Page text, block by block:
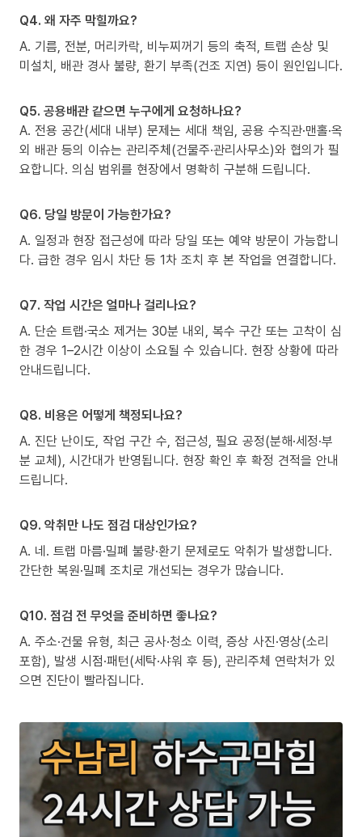
Q4. 왜 자주 막힐까요?
A. 기름, 전분, 머리카락, 비누찌꺼기 등의 축적, 트랩 손상 및
미설치, 배관 경사 불량, 환기 부족(건조 지연) 등이 원인입니다.
Q5. 공용배관 같으면 누구에게 요청하나요?
A. 전용 공간(세대 내부) 문제는 세대 책임, 공용 수직관·맨홀·옥
외 배관 등의 이슈는 관리주체(건물주·관리사무소)와 협의가 필
요합니다. 의심 범위를 현장에서 명확히 구분해 드립니다.
Q6. 당일 방문이 가능한가요?
A. 일정과 현장 접근성에 따라 당일 또는 예약 방문이 가능합니
다. 급한 경우 임시 차단 등 1차 조치 후 본 작업을 연결합니다.
Q7. 작업 시간은 얼마나 걸리나요?
A. 단순 트랩·국소 제거는 30분 내외, 복수 구간 또는 고착이 심
한 경우 1–2시간 이상이 소요될 수 있습니다. 현장 상황에 따라
안내드립니다.
Q8. 비용은 어떻게 책정되나요?
A. 진단 난이도, 작업 구간 수, 접근성, 필요 공정(분해·세정·부
분 교체), 시간대가 반영됩니다. 현장 확인 후 확정 견적을 안내
드립니다.
Q9. 악취만 나도 점검 대상인가요?
A. 네. 트랩 마름·밀폐 불량·환기 문제로도 악취가 발생합니다.
간단한 복원·밀폐 조치로 개선되는 경우가 많습니다.
Q10. 점검 전 무엇을 준비하면 좋나요?
A. 주소·건물 유형, 최근 공사·청소 이력, 증상 사진·영상(소리
포함), 발생 시점·패턴(세탁·샤워 후 등), 관리주체 연락처가 있
으면 진단이 빨라집니다.